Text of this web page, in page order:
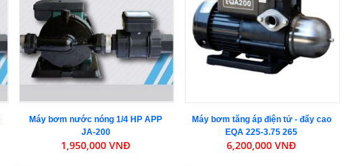
Máy bơm nước nóng 1/4 HP APP
JA-200
1,950,000 VNĐ
Máy bơm tăng áp điện tử - đẩy cao
EQA 225-3.75 265
6,200,000 VNĐ